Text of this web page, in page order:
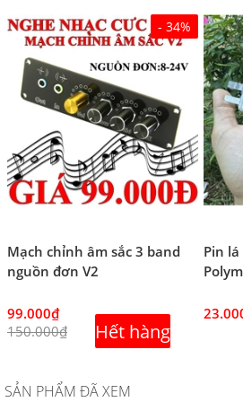
- 34%
Mạch chỉnh âm sắc 3 band
nguồn đơn V2
99.000₫
150.000₫
Hết hàng
Pin
SẢN PHẨM ĐÃ XEM